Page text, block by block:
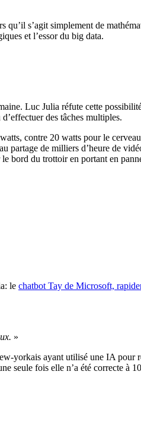
s’agit simplement de
et l’essor du big data.
Luc Julia réfute cette
des tâches multiples.
contre 20 watts pour le
partage de milliers d’heure de
bord du trottoir en portant en
le chatbot Tay de Microsoft,
»
yorkais ayant utilisé une IA
seule fois elle n’a été correcte à